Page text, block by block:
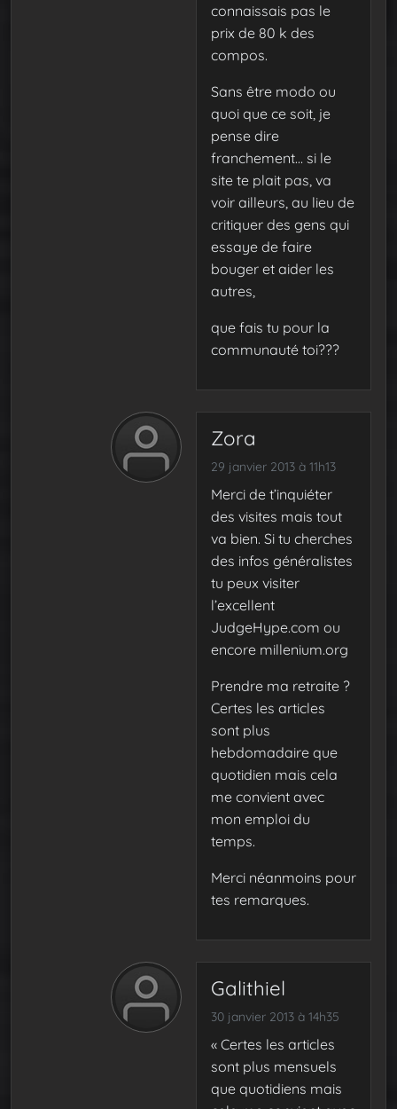
connaissais pas le
prix de 80 k des
compos.
Sans être modo ou
quoi que ce soit, je
pense dire
franchement… si le
site te plait pas, va
voir ailleurs, au lieu de
critiquer des gens qui
essaye de faire
bouger et aider les
autres,
que fais tu pour la
communauté toi???
Zora
29 janvier 2013 à 11h13
Merci de t’inquiéter
des visites mais tout
va bien. Si tu cherches
des infos généralistes
tu peux visiter
l’excellent
JudgeHype.com ou
encore millenium.org
Prendre ma retraite ?
Certes les articles
sont plus
hebdomadaire que
quotidien mais cela
me convient avec
mon emploi du
temps.
Merci néanmoins pour
tes remarques.
Galithiel
30 janvier 2013 à 14h35
« Certes les articles
sont plus mensuels
que quotidiens mais